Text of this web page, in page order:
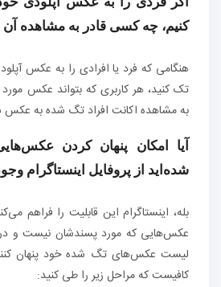
کنیم، چه کسی قادر به مشاهده آن
هنگامی که فرد یا افرادی را به عکس
تک کنید، هر کاربری که بتواند عکس
به مشاهده اکانت افراد تگ شده به عکس
آیا امکان پنهان کردن
شده‌اید از پروفایل اینستاگرام
بله، اینستاگرام این قابلیت را فراهم
عکس‌هایی که مورد پسندشان نیست و
لیست عکس‌های تگ شده خود پنهان
کافیست که مراحل زیر را طی کنید: